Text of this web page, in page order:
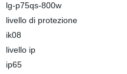
lg-p75qs-800w
livello di protezione
ik08
livello ip
ip65